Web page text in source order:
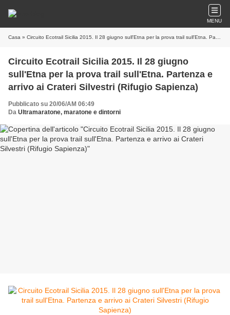
MENU
Casa » Circuito Ecotrail Sicilia 2015. Il 28 giugno sull'Etna per la prova trail sull'Etna. Partenza e arrivo ai Crateri Silvestri (Rifugio Sapienza)
Circuito Ecotrail Sicilia 2015. Il 28 giugno
sull'Etna per la prova trail sull'Etna. Partenza e
arrivo ai Crateri Silvestri (Rifugio Sapienza)
Pubblicato su 20/06/AM 06:49
Da Ultramaratone, maratone e dintorni